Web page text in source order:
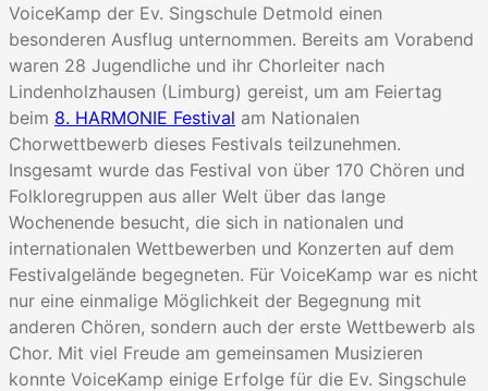
VoiceKamp der Ev. Singschule Detmold einen
besonderen Ausflug unternommen. Bereits am Vorabend
waren 28 Jugendliche und ihr Chorleiter nach
Lindenholzhausen (Limburg) gereist, um am Feiertag
beim 8. HARMONIE Festival am Nationalen
Chorwettbewerb dieses Festivals teilzunehmen.
Insgesamt wurde das Festival von über 170 Chören und
Folkloregruppen aus aller Welt über das lange
Wochenende besucht, die sich in nationalen und
internationalen Wettbewerben und Konzerten auf dem
Festivalgelände begegneten. Für VoiceKamp war es nicht
nur eine einmalige Möglichkeit der Begegnung mit
anderen Chören, sondern auch der erste Wettbewerb als
Chor. Mit viel Freude am gemeinsamen Musizieren
konnte VoiceKamp einige Erfolge für die Ev. Singschule